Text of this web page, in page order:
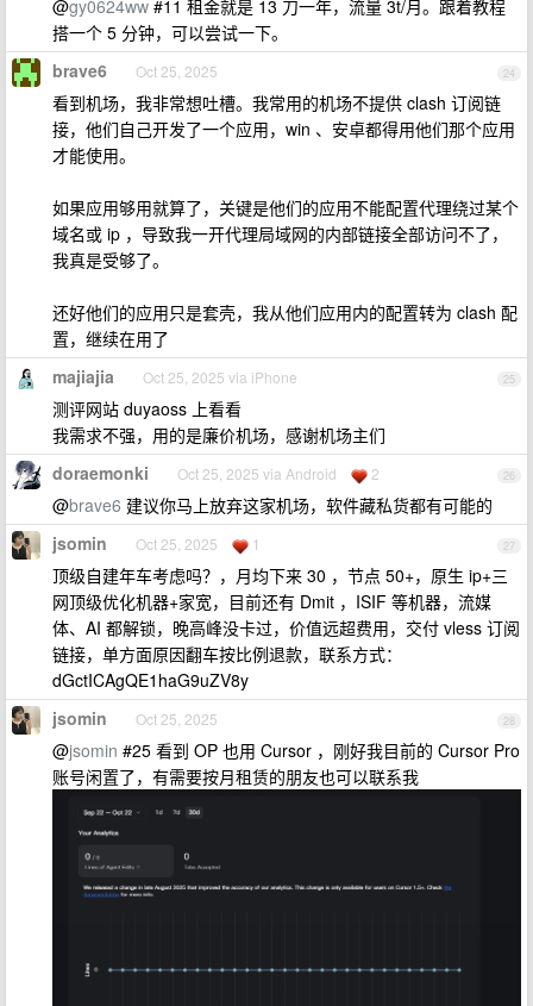
@gy0624ww #11 租金就是 13 刀一年，流量 3t/月。跟着教程
搭一个 5 分钟，可以尝试一下。
24
brave6 Oct 25, 2025
看到机场，我非常想吐槽。我常用的机场不提供 clash 订阅链
接，他们自己开发了一个应用，win 、安卓都得用他们那个应用
才能使用。
如果应用够用就算了，关键是他们的应用不能配置代理绕过某个
域名或 ip ，导致我一开代理局域网的内部链接全部访问不了，
我真是受够了。
还好他们的应用只是套壳，我从他们应用内的配置转为 clash 配
置，继续在用了
25
majiajia Oct 25, 2025 via iPhone
测评网站 duyaoss 上看看
我需求不强，用的是廉价机场，感谢机场主们
26
doraemonki Oct 25, 2025 via Android 2
@brave6 建议你马上放弃这家机场，软件藏私货都有可能的
27
jsomin Oct 25, 2025 1
顶级自建年车考虑吗？，月均下来 30 ，节点 50+，原生 ip+三
网顶级优化机器+家宽，目前还有 Dmit ，ISIF 等机器，流媒
体、AI 都解锁，晚高峰没卡过，价值远超费用，交付 vless 订阅
链接，单方面原因翻车按比例退款，联系方式：
dGctICAgQE1haG9uZV8y
28
jsomin Oct 25, 2025
@jsomin #25 看到 OP 也用 Cursor ，刚好我目前的 Cursor Pro
账号闲置了，有需要按月租赁的朋友也可以联系我